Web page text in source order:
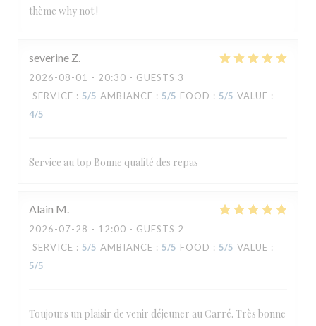
thème why not !
severine Z
2026-08-01 - 20:30 - GUESTS 3
SERVICE : 5/5 AMBIANCE : 5/5 FOOD : 5/5 VALUE :
4/5
Service au top Bonne qualité des repas
Alain M
2026-07-28 - 12:00 - GUESTS 2
SERVICE : 5/5 AMBIANCE : 5/5 FOOD : 5/5 VALUE :
5/5
Toujours un plaisir de venir déjeuner au Carré. Très bonne